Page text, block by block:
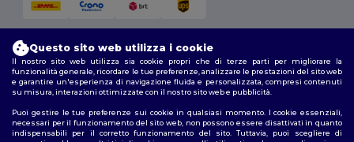
Seguici
Questo sito web utilizza i cookie
Il nostro sito web utilizza sia cookie propri che di terze parti per migliorare la
funzionalità generale, ricordare le tue preferenze, analizzare le prestazioni del sito web
e garantire un'esperienza di navigazione fluida e personalizzata, compresi contenuti
su misura, interazioni ottimizzate con il nostro sito web e pubblicità.
Puoi gestire le tue preferenze sui cookie in qualsiasi momento. I cookie essenziali,
necessari per il funzionamento del sito web, non possono essere disattivati in quanto
indispensabili per il corretto funzionamento del sito. Tuttavia, puoi scegliere di